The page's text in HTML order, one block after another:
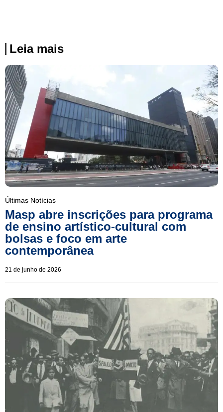
Leia mais
Últimas Notícias
Masp abre inscrições para programa
de ensino artístico-cultural com
bolsas e foco em arte
contemporânea
21 de junho de 2026